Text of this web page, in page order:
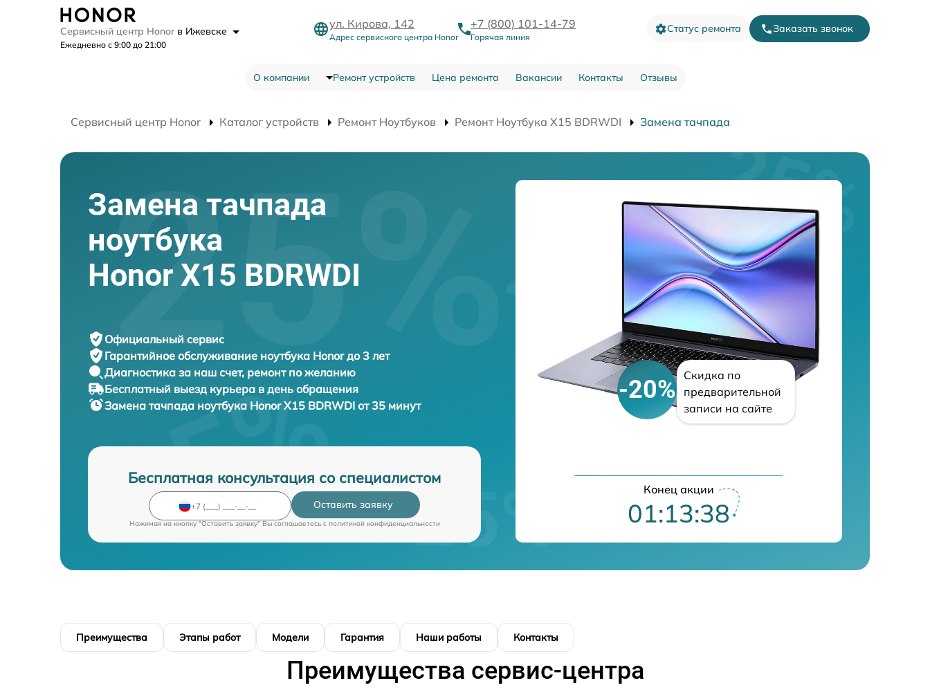
Сервисный центр Honor в Ижевске
Ежедневно с 9:00 до 21:00
ул. Кирова, 142
Адрес сервисного центра Honor
+7 (800) 101-14-79
Горячая линия
Статус ремонта Заказать звонок
О компании Ремонт устройств Цена ремонта Вакансии Контакты Отзывы
Сервисный центр Honor Каталог устройств Ремонт Ноутбуков Ремонт Ноутбука X15 BDRWDI Замена тачпада
Замена тачпада
ноутбука
Honor X15 BDRWDI
Официальный сервис
Гарантийное обслуживание ноутбука Honor до 3 лет
Диагностика за наш счет, ремонт по желанию
Бесплатный выезд курьера в день обращения
Замена тачпада ноутбука Honor X15 BDRWDI от 35 минут
Бесплатная консультация со специалистом
Оставить заявку
Нажимая на кнопку "Оставить заявку" Вы соглашаетесь c политикой конфиденциальности
-20%
Скидка по
предварительной
записи на сайте
Конец акции
01:13:38
Преимущества Этапы работ Модели Гарантия Наши работы Контакты
Преимущества сервис-центра